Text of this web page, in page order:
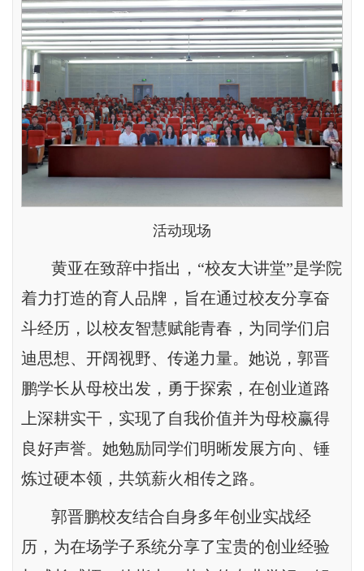
活动现场
黄亚在致辞中指出，“校友大讲堂”是学院
着力打造的育人品牌，旨在通过校友分享奋
斗经历，以校友智慧赋能青春，为同学们启
迪思想、开阔视野、传递力量。她说，郭晋
鹏学长从母校出发，勇于探索，在创业道路
上深耕实干，实现了自我价值并为母校赢得
良好声誉。她勉励同学们明晰发展方向、锤
炼过硬本领，共筑薪火相传之路。
郭晋鹏校友结合自身多年创业实战经
历，为在场学子系统分享了宝贵的创业经验